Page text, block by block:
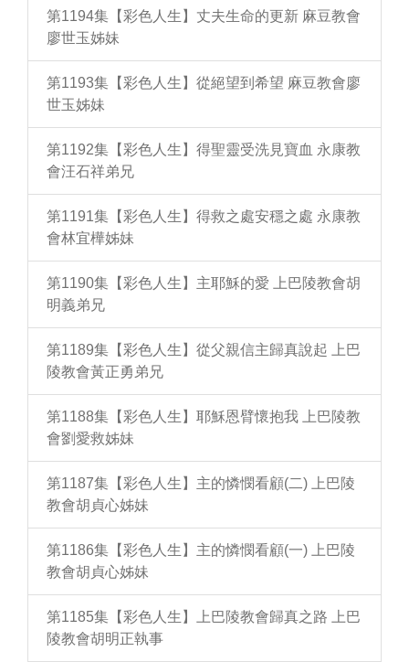
第1194集【彩色人生】丈夫生命的更新 麻豆教會
廖世玉姊妹
第1193集【彩色人生】從絕望到希望 麻豆教會廖
世玉姊妹
第1192集【彩色人生】得聖靈受洗見寶血 永康教
會汪石祥弟兄
第1191集【彩色人生】得救之處安穩之處 永康教
會林宜樺姊妹
第1190集【彩色人生】主耶穌的愛 上巴陵教會胡
明義弟兄
第1189集【彩色人生】從父親信主歸真說起 上巴
陵教會黃正勇弟兄
第1188集【彩色人生】耶穌恩臂懷抱我 上巴陵教
會劉愛救姊妹
第1187集【彩色人生】主的憐憫看顧(二) 上巴陵
教會胡貞心姊妹
第1186集【彩色人生】主的憐憫看顧(一) 上巴陵
教會胡貞心姊妹
第1185集【彩色人生】上巴陵教會歸真之路 上巴
陵教會胡明正執事